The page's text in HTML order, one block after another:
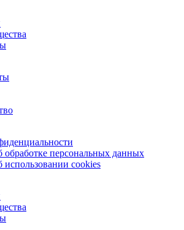
обработке персональных данных
использовании cookies